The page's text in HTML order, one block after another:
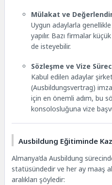
Mülakat ve
Uygun adaylarla
yapılır. Bazı firmalar
de isteyebilir.
Sözleşme ve Vize
Kabul edilen adaylar
(Ausbildungsvertrag)
için en önemli adım, bu
konsolosluğuna vize
Ausbildung Eğitiminde
Almanya’da Ausbildung
statüsündedir ve her ay maaş
aralıkları şöyledir: